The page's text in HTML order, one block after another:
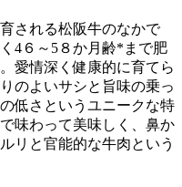
される松阪牛のなかで
4６～5８か月齢*まで肥
愛情深く健康的に育てら
のよいサシと旨味の乗っ
低さというユニークな特
味わって美味しく、鼻か
リと官能的な牛肉という